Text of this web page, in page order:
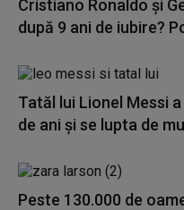
Cristiano Ronaldo și
după 9 ani de iubire?
Tatăl lui Lionel Messi
de ani și se lupta de
Peste 130.000 de